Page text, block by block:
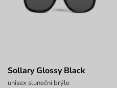
Sollary Glossy Black
unisex sluneční brýle